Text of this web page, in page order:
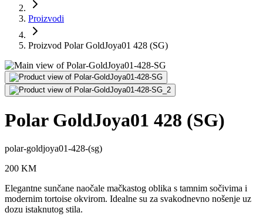
Proizvodi
Proizvod Polar GoldJoya01 428 (SG)
Polar GoldJoya01 428 (SG)
polar-goldjoya01-428-(sg)
200 KM
Elegantne sunčane naočale mačkastog oblika s tamnim sočivima i
modernim tortoise okvirom. Idealne su za svakodnevno nošenje uz
dozu istaknutog stila.